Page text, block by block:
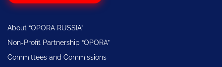
About “OPORA RUSSIA”
Non-Profit Partnership “OPORA”
Committees and Commissions